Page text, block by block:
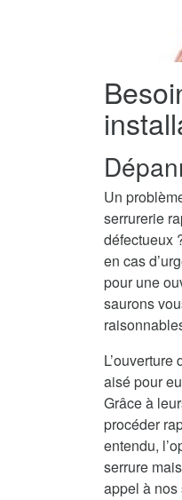
Un
serrurerie
défectueux
en cas
pour une
saurons
aisé pour
Grâce à
procéder
entendu,
serrure
appel à nos